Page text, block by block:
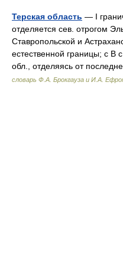
Терская область — I
отделяется сев. отрогом
Ставропольской и
естественной границы; с В
обл., отделяясь от
словарь Ф.А. Брокгауза и И.А.